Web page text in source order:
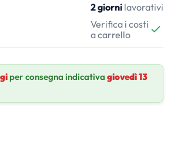
2 giorni lavorativi
Verifica i costi
a carrello
per consegna indicativa giovedì 13